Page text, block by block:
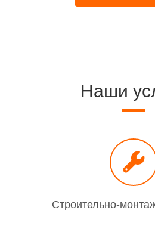
Наши
Строительно-